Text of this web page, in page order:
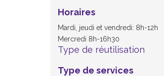
Horaires
Mardi, jeudi et vendredi: 8h-12h
Mercredi 8h-16h30
Type de réutilisation
Type de services